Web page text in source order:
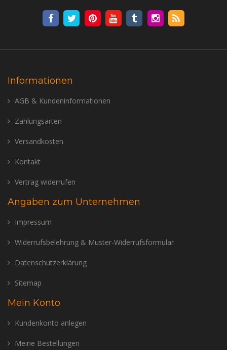
Informationen
AGB & Kundeninformationen
Zahlungsarten
Versandkosten
Kontakt
Vertrag widerrufen
Angaben zum Unternehmen
Impressum
Widerrufsbelehrung & Muster-Widerrufsformular
Datenschutzerklärung
Sitemap
Mein Konto
Kundenkonto anlegen
Meine Bestellungen